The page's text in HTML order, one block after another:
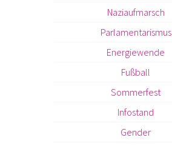
Naziaufmarsch
Parlamentarismus
Energiewende
Fußball
Sommerfest
Infostand
Gender